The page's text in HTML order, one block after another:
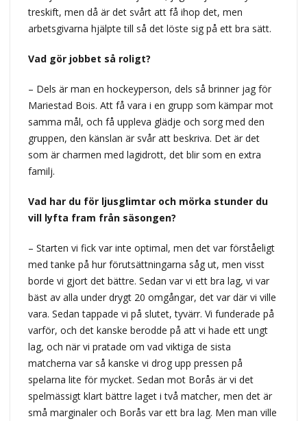
treskift, men då är det svårt att få ihop det, men
arbetsgivarna hjälpte till så det löste sig på ett bra sätt.
Vad gör jobbet så roligt?
– Dels är man en hockeyperson, dels så brinner jag för
Mariestad Bois. Att få vara i en grupp som kämpar mot
samma mål, och få uppleva glädje och sorg med den
gruppen, den känslan är svår att beskriva. Det är det
som är charmen med lagidrott, det blir som en extra
familj.
Vad har du för ljusglimtar och mörka stunder du
vill lyfta fram från säsongen?
– Starten vi fick var inte optimal, men det var förståeligt
med tanke på hur förutsättningarna såg ut, men visst
borde vi gjort det bättre. Sedan var vi ett bra lag, vi var
bäst av alla under drygt 20 omgångar, det var där vi ville
vara. Sedan tappade vi på slutet, tyvärr. Vi funderade på
varför, och det kanske berodde på att vi hade ett ungt
lag, och när vi pratade om vad viktiga de sista
matcherna var så kanske vi drog upp pressen på
spelarna lite för mycket. Sedan mot Borås är vi det
spelmässigt klart bättre laget i två matcher, men det är
små marginaler och Borås var ett bra lag. Men man ville